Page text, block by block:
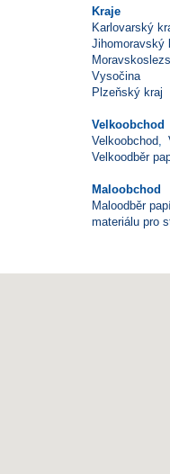
Kraje
Karlovarský
Jihomoravský
Vysočina
Plzeňský kraj
Velkoobchod
Velkoobchod
Velkoodběr
Maloobchod
Maloodběr
materiálu pro